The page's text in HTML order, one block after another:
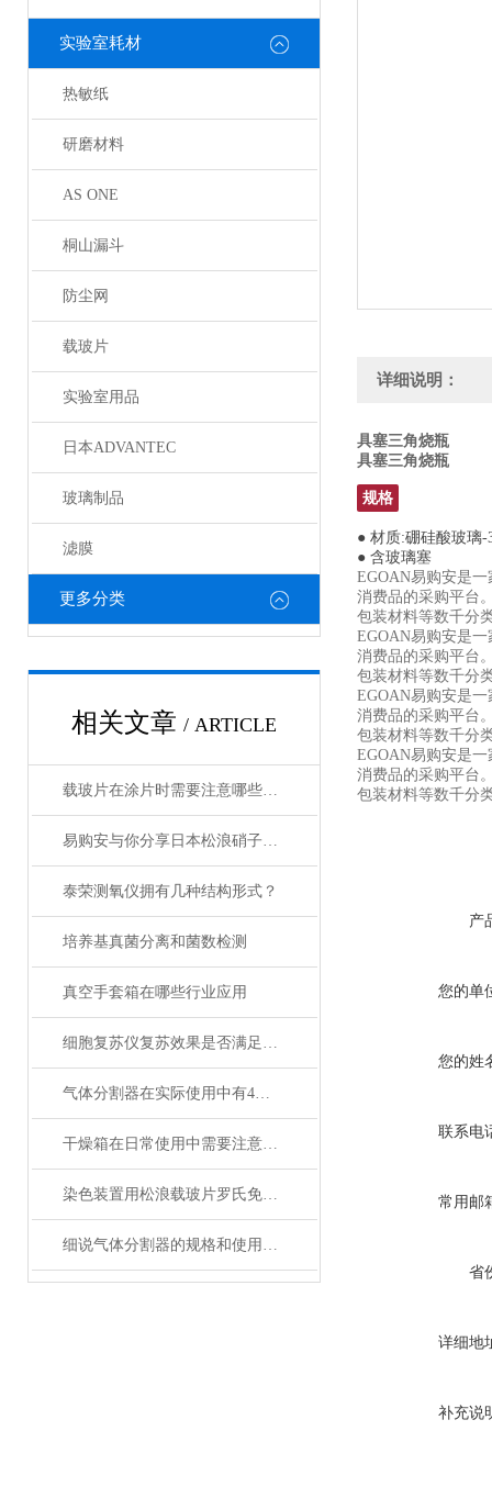
实验室耗材
热敏纸
研磨材料
AS ONE
桐山漏斗
防尘网
载玻片
实验室用品
日本ADVANTEC
玻璃制品
滤膜
更多分类
相关文章 / ARTICLE
载玻片在涂片时需要注意哪些问题？
易购安与你分享日本松浪硝子和玉之间的区别
泰荣测氧仪拥有几种结构形式？
培养基真菌分离和菌数检测
真空手套箱在哪些行业应用
细胞复苏仪复苏效果是否满足您的实际要求？
气体分割器在实际使用中有4大特性
干燥箱在日常使用中需要注意哪些事项？
染色装置用松浪载玻片罗氏免疫组化染色仪防脱载玻片
细说气体分割器的规格和使用特长
详细说明：
具塞三角烧瓶
具塞三角烧瓶
规格
● 材质:硼硅酸玻璃-
● 含玻璃塞
EGOAN易购安是一
消费品的采购平台
包装材料等数千分
EGOAN易购安是一
消费品的采购平台
包装材料等数千分
EGOAN易购安是一
消费品的采购平台
包装材料等数千分
EGOAN易购安是一
消费品的采购平台
包装材料等数千分
产
您的单
您的姓
联系电
常用邮
省
详细地
补充说